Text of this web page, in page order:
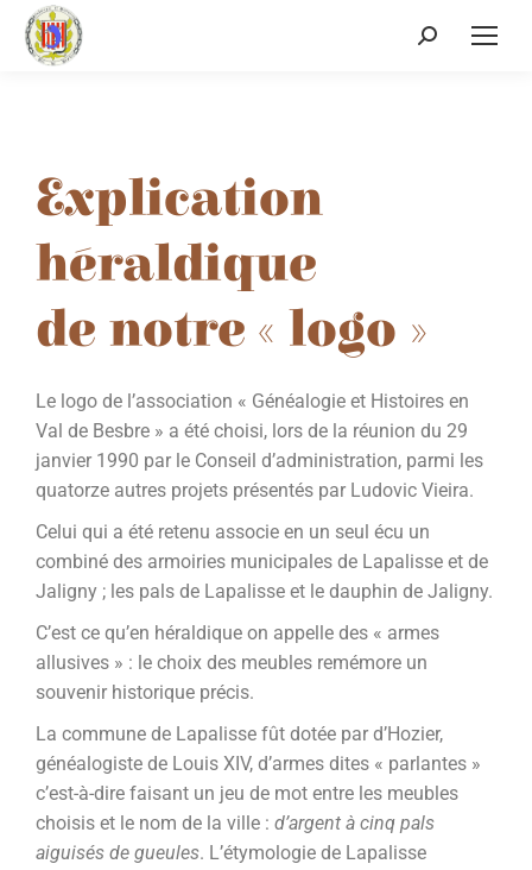
Explication
héraldique
de notre « logo »
Le logo de l’association « Généalogie et Histoires en
Val de Besbre » a été choisi, lors de la réunion du 29
janvier 1990 par le Conseil d’administration, parmi les
quatorze autres projets présentés par Ludovic Vieira.
Celui qui a été retenu associe en un seul écu un
combiné des armoiries municipales de Lapalisse et de
Jaligny ; les pals de Lapalisse et le dauphin de Jaligny.
C’est ce qu’en héraldique on appelle des « armes
allusives » : le choix des meubles remémore un
souvenir historique précis.
La commune de Lapalisse fût dotée par d’Hozier,
généalogiste de Louis XIV, d’armes dites « parlantes »
c’est-à-dire faisant un jeu de mot entre les meubles
choisis et le nom de la ville : d’argent à cinq pals
aiguisés de gueules. L’étymologie de Lapalisse